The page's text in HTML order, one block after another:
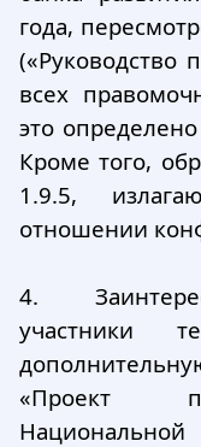
года,
(«Руководство
всех
это
Кроме того,
1.9.5,
отношении
4.
участники
«Проект